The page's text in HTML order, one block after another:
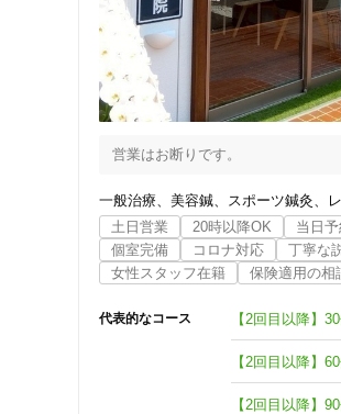
接客・サービスの
コロ
施術の特徴
痛みの少な
支払いに関する特
クレ
営業はお断りです。
一般治療 美容鍼 スポーツ鍼灸
土日営業
20時以降OK 当日予
個室完備
コロナ対応 丁寧な
女性スタッフ在籍
保険適用の相
代表的なコース 【2回目以降】
【2回目以降】
【2回目以降】